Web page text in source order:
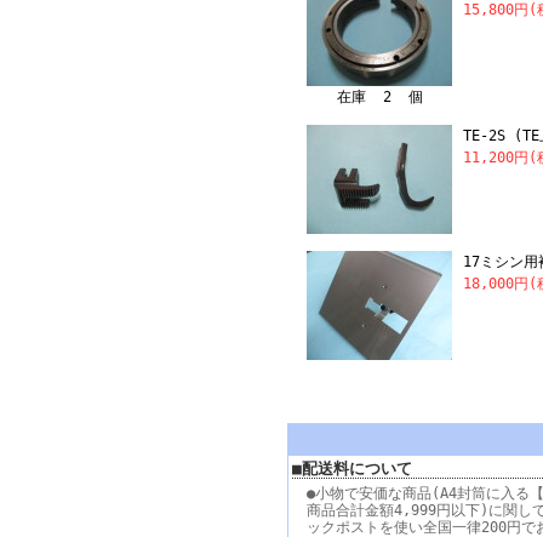
在庫 2 個
15,800円(
TE-2S (TE
11,200円(
17ミシン
18,000円(
■配送料について
●小物で安価な商品(A4封筒に入る
商品合計金額4,999円以下)に関し
ックポストを使い全国一律200円で